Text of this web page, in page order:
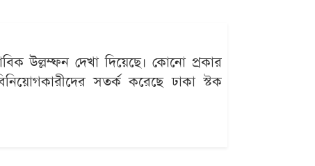
উল্লম্ফন দেখা দিয়েছে। কোনো প্রকার
সতর্ক করেছে ঢাকা স্টক